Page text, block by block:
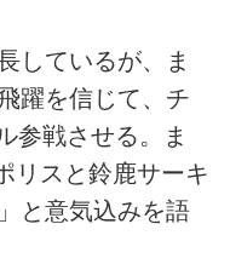
しているが、ま
躍を信じて、チ
参戦させる。ま
リスと鈴鹿サーキ
と意気込みを語